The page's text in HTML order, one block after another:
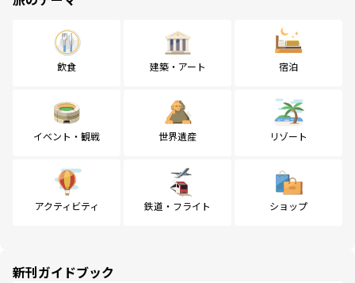
飲食 建築・アート 宿泊
イベント・観戦 世界遺産 リゾート
アクティビティ 鉄道・フライト ショップ
新刊ガイドブック